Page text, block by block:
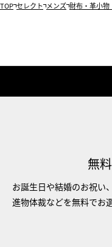
TOP セレクト メンズ 財布・革小物
無
お誕生日や結婚のお祝い
進物体裁などを無料でお